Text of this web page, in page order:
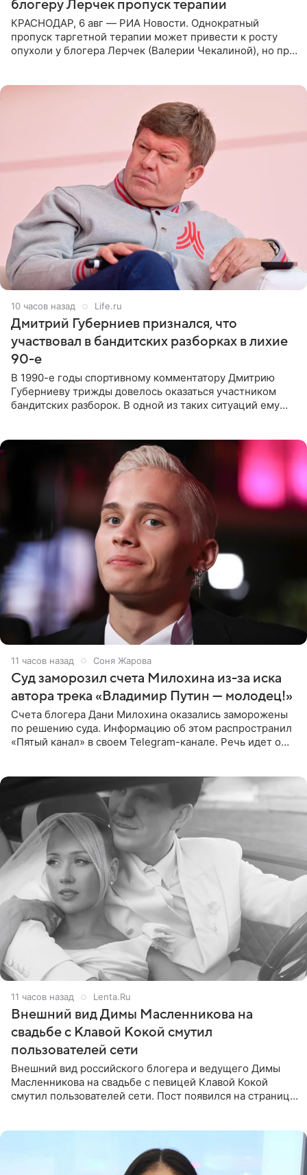
блогеру Лерчек пропуск терапии
КРАСНОДАР, 6 авг — РИА Новости. Однократный
пропуск таргетной терапии может привести к росту
опухоли у блогера Лерчек (Валерии Чекалиной), но при
10 часов назад Life.ru
Дмитрий Губерниев признался, что
участвовал в бандитских разборках в лихие
90-е
В 1990-е годы спортивному комментатору Дмитрию
Губерниеву трижды довелось оказаться участником
бандитских разборок. В одной из таких ситуаций ему
11 часов назад Соня Жарова
Суд заморозил счета Милохина из-за иска
автора трека «Владимир Путин — молодец!»
Счета блогера Дани Милохина оказались заморожены
по решению суда. Информацию об этом распространил
«Пятый канал» в своем Telegram-канале. Речь идет о
11 часов назад Lenta.Ru
Внешний вид Димы Масленникова на
свадьбе с Клавой Кокой смутил
пользователей сети
Внешний вид российского блогера и ведущего Димы
Масленникова на свадьбе с певицей Клавой Кокой
смутил пользователей сети. Пост появился на странице